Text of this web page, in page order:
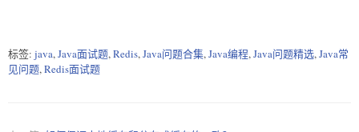
标签: java,Java面试题,Redis,Java问题合集,Java编程,Java问题精选,Java常
见问题,Redis面试题